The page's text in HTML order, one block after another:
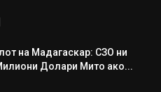
на Мадагаскар: СЗО ни
Долари Мито ако...